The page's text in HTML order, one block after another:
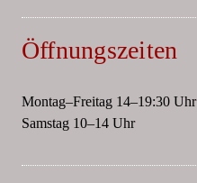
Öffnungszeiten
Montag–Freitag 14–19:30 Uhr
Samstag 10–14 Uhr